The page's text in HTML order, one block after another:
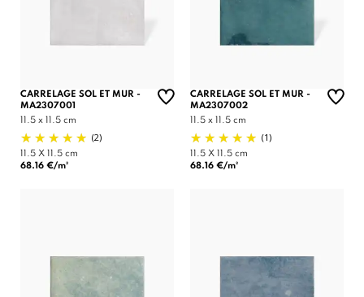
CARRELAGE SOL ET MUR -
MA2307001
11.5 x 11.5 cm
(2)
11.5 X 11.5 cm
68.16 €/m²
CARRELAGE SOL ET MUR -
MA2307002
11.5 x 11.5 cm
(1)
11.5 X 11.5 cm
68.16 €/m²